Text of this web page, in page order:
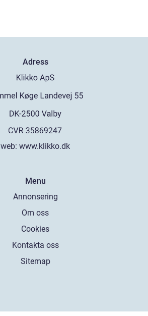
Adress
web: www.klikko.dk
Menu
Annonsering
Om oss
Cookies
Kontakta oss
Sitemap